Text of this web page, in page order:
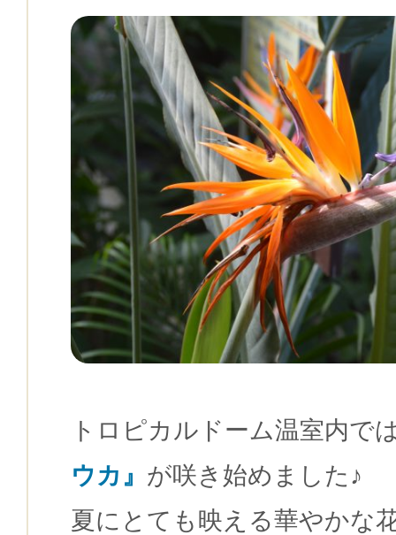
トロピカルドーム温室内で
ウカ』 が咲き始めました♪
夏にとても映える華やかな